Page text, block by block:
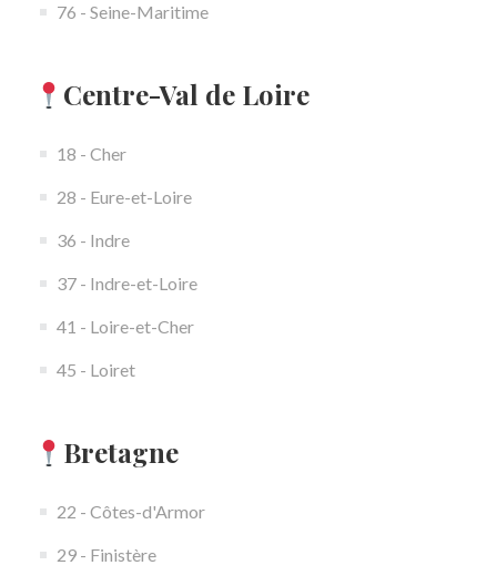
76 - Seine-Maritime
Centre-Val de Loire
18 - Cher
28 - Eure-et-Loire
36 - Indre
37 - Indre-et-Loire
41 - Loire-et-Cher
45 - Loiret
Bretagne
22 - Côtes-d'Armor
29 - Finistère